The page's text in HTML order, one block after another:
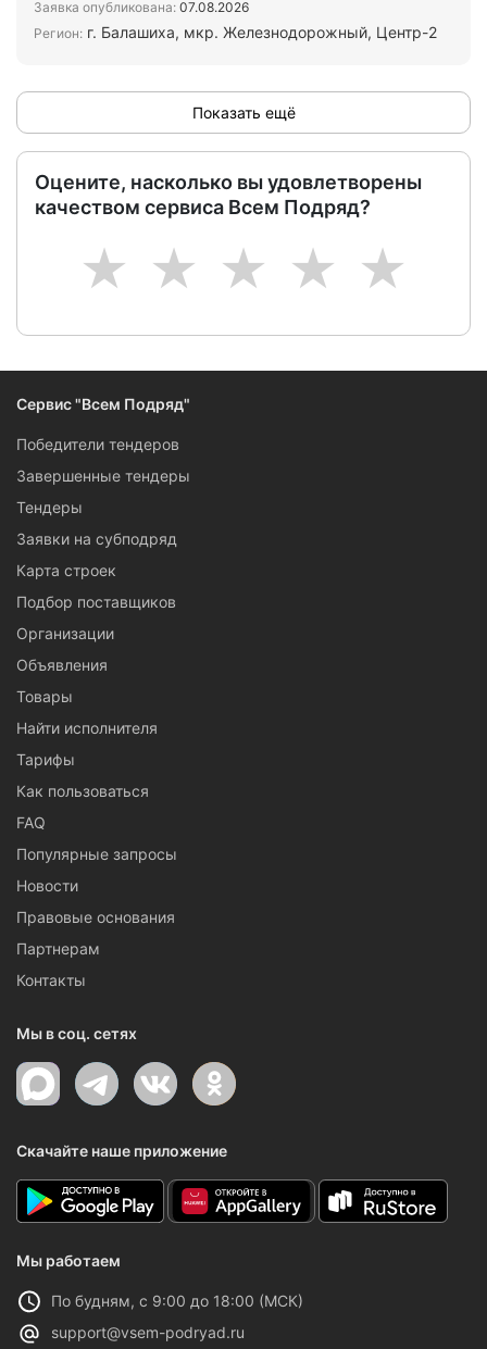
Заявка опубликована: 07.08.2026
Регион: г. Балашиха, мкр. Железнодорожный, Центр-2
Показать ещё
Оцените, насколько вы удовлетворены
качеством сервиса Всем Подряд?
5
4
3
2
1
Сервис "Всем Подряд"
Победители тендеров
Завершенные тендеры
Тендеры
Заявки на субподряд
Карта строек
Подбор поставщиков
Организации
Объявления
Товары
Найти исполнителя
Тарифы
Как пользоваться
FAQ
Популярные запросы
Новости
Правовые основания
Партнерам
Контакты
Мы в соц. сетях
Скачайте наше приложение
Мы работаем
По будням, с 9:00 до 18:00 (МСК)
support@vsem-podryad.ru